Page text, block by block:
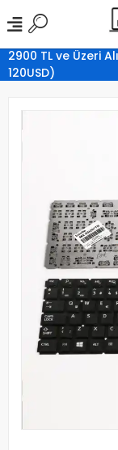
2900 TL ve Üzeri
120USD)